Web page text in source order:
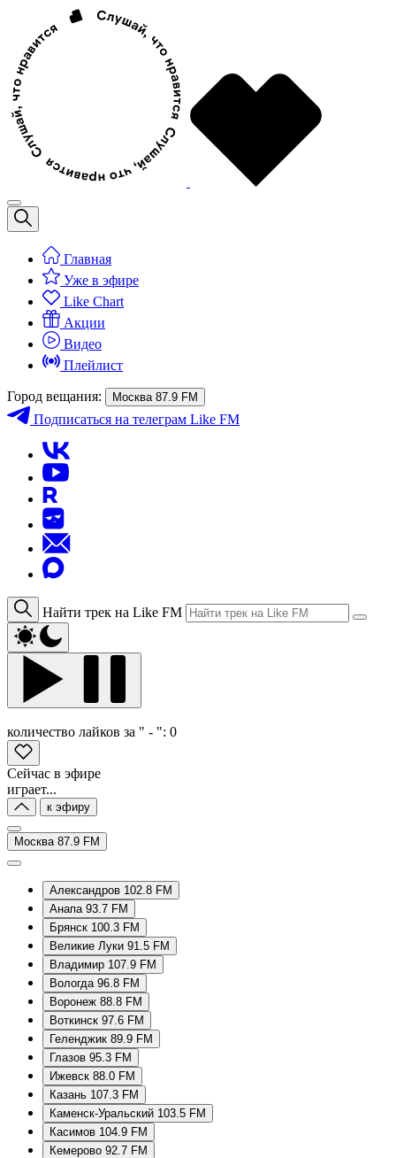
Главная
Уже в эфире
Like Chart
Акции
Видео
Плейлист
Город вещания: Москва 87.9 FM
Подписаться на телеграм Like FM
Найти трек на Like FM
количество лайков за " - ": 0
Сейчас в эфире
играет...
к эфиру
Москва 87.9 FM
Александров 102.8 FM
Анапа 93.7 FM
Брянск 100.3 FM
Великие Луки 91.5 FM
Владимир 107.9 FM
Вологда 96.8 FM
Воронеж 88.8 FM
Воткинск 97.6 FM
Геленджик 89.9 FM
Глазов 95.3 FM
Ижевск 88.0 FM
Казань 107.3 FM
Каменск-Уральский 103.5 FM
Касимов 104.9 FM
Кемерово 92.7 FM